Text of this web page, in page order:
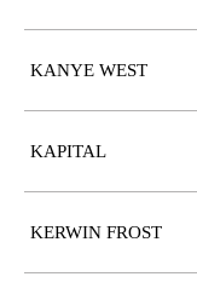
KANYE WEST
KAPITAL
KERWIN FROST